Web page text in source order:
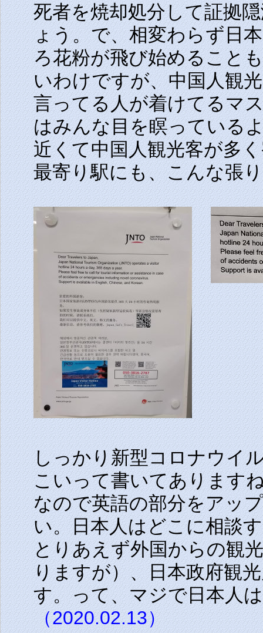
死者を焼却処分して証拠
ょう。で、相変わらず日
ろ花粉が飛び始めること
いわけですが、中国人観
言ってる人が着けてるマ
はみんな目を瞑っている
近くて中国人観光客が多
最寄り駅にも、こんな張
しっかり新型コロナウイ
こいって書いてあります
なので英語の部分をアッ
い。日本人はどこに相談
とりあえず外国からの観
りますが）、日本政府観
す。って、マジで日本人
（2020.02.13）